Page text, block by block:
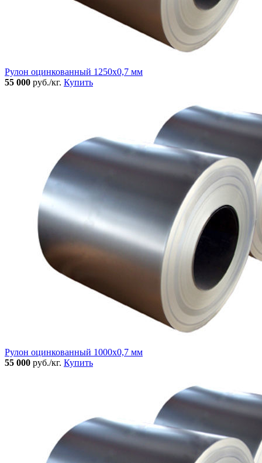
Рулон оцинкованный 1250х0,7 мм
55 000 руб./кг. Купить
Рулон оцинкованный 1000х0,7 мм
55 000 руб./кг. Купить